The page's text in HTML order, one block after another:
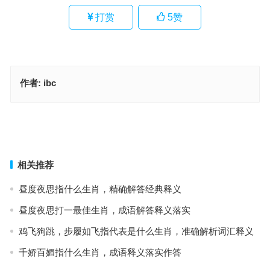
打赏 5赞
作者: ibc
相关推荐
昼度夜思指什么生肖，精确解答经典释义
昼度夜思打一最佳生肖，成语解答释义落实
鸡飞狗跳，步履如飞指代表是什么生肖，准确解析词汇释义
千娇百媚指什么生肖，成语释义落实作答